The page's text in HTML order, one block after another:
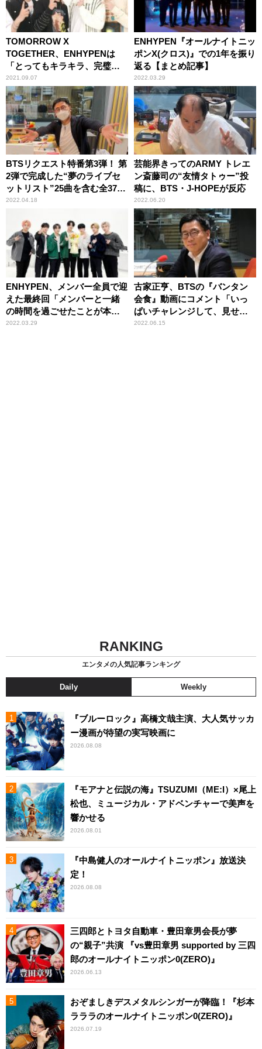
TOMORROW X
TOGETHER、ENHYPENは
「とってもキラキラ、完璧な
後輩」
2021.09.07
ENHYPEN『オールナイトニッ
ポンX(クロス)』での1年を振り
返る【まとめ記事】
2022.03.29
BTSリクエスト特番第3弾！ 第
2弾で完成した“夢のライブセ
ットリスト”25曲を含む全37曲
をオンエア！
2022.04.18
芸能界きってのARMY トレエ
ン斎藤司の“友情タトゥー”投
稿に、BTS・J-HOPEが反応
2022.06.20
ENHYPEN、メンバー全員で迎
えた最終回「メンバーと一緒
の時間を過ごせたことが本当
に楽しかった」
2022.03.29
古家正亨、BTSの『バンタン
会食』動画にコメント「いっ
ぱいチャレンジして、見せて
聴かせてほしい」
2022.06.15
RANKING
エンタメの人気記事ランキング
Daily Weekly
『ブルーロック』高橋文哉主演、大人気サッカ
ー漫画が待望の実写映画に
2026.08.08
『モアナと伝説の海』TSUZUMI（ME:I）×尾上
松也、ミュージカル・アドベンチャーで美声を
響かせる
2026.08.01
『中島健人のオールナイトニッポン』放送決
定！
2026.08.08
三四郎とトヨタ自動車・豊田章男会長が夢
の“親子”共演 『vs豊田章男 supported by 三四
郎のオールナイトニッポン0(ZERO)』
2026.06.13
おぞましきデスメタルシンガーが降臨！『杉本
ラララのオールナイトニッポン0(ZERO)』
2026.07.19